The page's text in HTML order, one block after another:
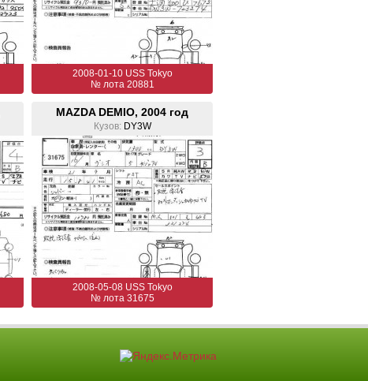
2008-01-10 USS Tokyo
№ лота 20881
MAZDA DEMIO, 2004 год
Кузов:DY3W
2008-05-08 USS Tokyo
№ лота 31675